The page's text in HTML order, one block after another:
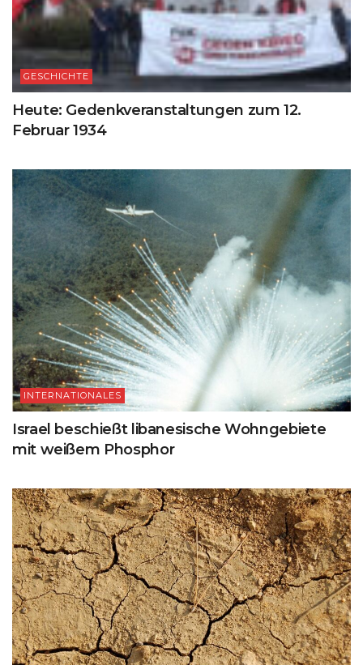
GESCHICHTE
Heute: Gedenkveranstaltungen zum 12.
Februar 1934
INTERNATIONALES
Israel beschießt libanesische Wohngebiete
mit weißem Phosphor